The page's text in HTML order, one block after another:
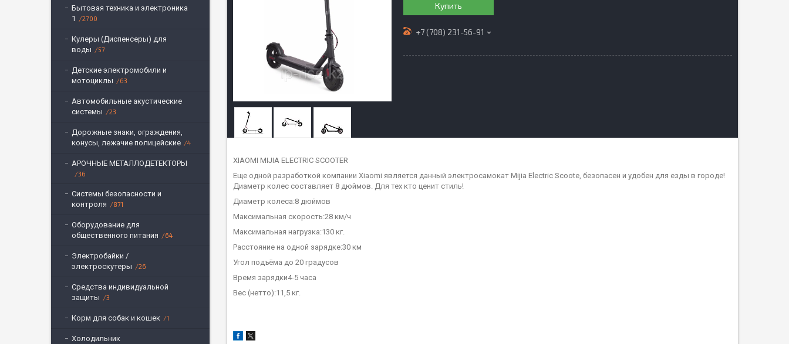
Купить
+7 (708) 231-56-91
XIAOMI MIJIA ELECTRIC SCOOTER
Еще одной разработкой компании Xiaomi является данный электросамокат Mijia Electric Scoote, безопасен и удобен для езды в городе!
Диаметр колес составляет 8 дюймов. Для тех кто ценит стиль!
Диаметр колеса:8 дюймов
Максимальная скорость:28 км/ч
Максимальная нагрузка:130 кг.
Расстояние на одной зарядке:30 км
Угол подъёма до 20 градусов
Время зарядки4-5 часа
Вес (нетто):11,5 кг.
Бытовая техника и электроника
1
2700
Кулеры (Диспенсеры) для
воды
57
Детские электромобили и
мотоциклы
63
Автомобильные акустические
системы
23
Дорожные знаки, ограждения,
конусы, лежачие полицейские
4
АРОЧНЫЕ МЕТАЛЛОДЕТЕКТОРЫ
36
Системы безопасности и
контроля
871
Оборудование для
общественного питания
64
Электробайки /
электроскутеры
26
Средства индивидуальной
защиты
3
Корм для собак и кошек 1
Холодильник